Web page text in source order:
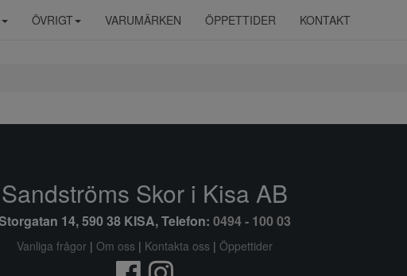
ÖVRIGT VARUMÄRKEN ÖPPETTIDER KONTAKT
Sandströms Skor i Kisa AB
14, 590 38 KISA, Telefon: 0494 - 100 03
Vanliga frågor | Om oss | Kontakta oss | Öppettider